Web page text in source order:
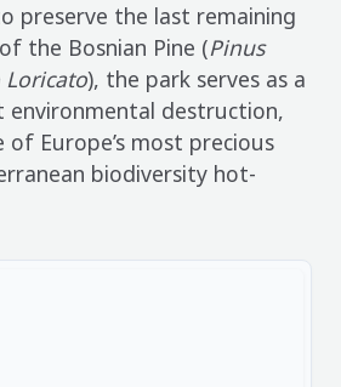
preserve the last remaining
the Bosnian Pine (Pinus
Loricato), the park serves as a
environmental destruction,
Europe’s most precious
biodiversity hot-